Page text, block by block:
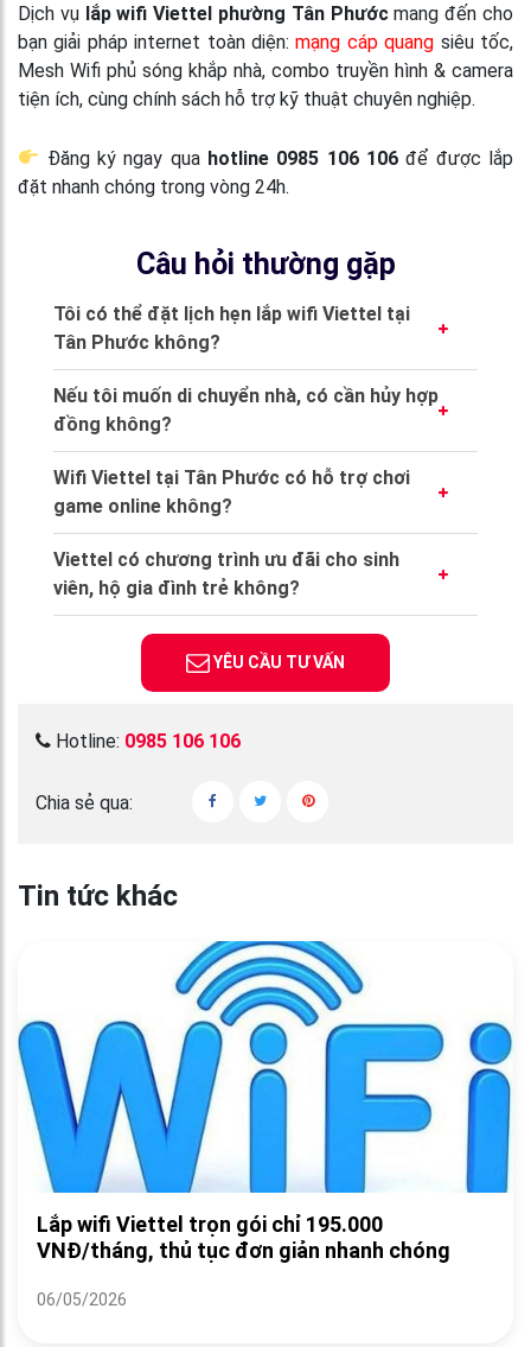
Dịch vụ lắp wifi Viettel phường Tân Phướcmang đến cho
bạn giải pháp internet toàn diện:mạng cáp quang siêu tốc,
Mesh Wifi phủ sóng khắp nhà, combo truyền hình & camera
tiện ích, cùng chính sách hỗ trợ kỹ thuật chuyên nghiệp.
Đăng ký ngay qua hotline 0985 106 106để được lắp
đặt nhanh chóng trong vòng 24h.
Câu hỏi thường gặp
Tôi có thể đặt lịch hẹn lắp wifi Viettel tại
Tân Phước không?
Có. Bạn hoàn toàn có thể hẹn giờ lắp đặt theo
lịch cá nhân. Viettel sẽ linh động sắp xếp kỹ
thuật viên đến đúng khung giờ bạn mong
muốn.
Nếu tôi muốn di chuyển nhà, có cần hủy hợp
đồng không?
Không cần. Viettel hỗ trợchuyển địa chỉ lắp
đặt miễn phí hoặc phí thấp
, bạn chỉ cần
thông báo trước để kỹ thuật viên khảo sát địa
điểm mới.
Wifi Viettel tại Tân Phước có hỗ trợ chơi
game online không?
Hoàn toàn phù hợp. Với công nghệ GPON và
Mesh Wifi, độ trễ thấp, tốc độ cao, Viettel
đáp ứng tốt cho game thủ, livestream hay
làm việc qua nền tảng online.
Viettel có chương trình ưu đãi cho sinh
viên, hộ gia đình trẻ không?
Có. Nhiều góiinternet Viettelđược thiết kế
phù hợp cho đối tượng sinh viên, hộ mới lập
gia đình với mức cước rẻ, tặng thêm tháng sử
YÊU CẦU TƯ VẤN
Hotline: 0985 106 106
Chia sẻ qua:
Tin tức khác
Lắp wifi Viettel trọn gói chỉ 195.000
VNĐ/tháng, thủ tục đơn giản nhanh chóng
06/05/2026